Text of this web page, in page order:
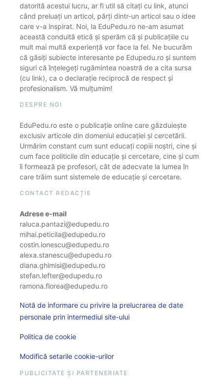
datorită acestui lucru, ar fi util să citați cu link, atunci
când preluați un articol, părți dintr-un articol sau o idee
care v-a inspirat. Noi, la EduPedu.ro ne-am asumat
această conduită etică și sperăm că și publicațiile cu
mult mai multă experiență vor face la fel. Ne bucurăm
că găsiți subiecte interesante pe Edupedu.ro și suntem
siguri că înțelegeți rugămintea noastră de a cita sursa
(cu link), ca o declarație reciprocă de respect și
profesionalism. Vă mulțumim!
DESPRE NOI
EduPedu.ro este o publicație online care găzduiește
exclusiv articole din domeniul educației și cercetării.
Urmărim constant cum sunt educați copiii noștri, cine și
cum face politicile din educație și cercetare, cine și cum
îi formează pe profesori, cât de adecvate la lumea în
care trăim sunt sistemele de educație și cercetare.
CONTACT REDACȚIE
Adrese e-mail
raluca.pantazi@edupedu.ro
mihai.peticila@edupedu.ro
costin.ionescu@edupedu.ro
alexa.stanescu@edupedu.ro
diana.ghimisi@edupedu.ro
stefan.lefter@edupedu.ro
ramona.florea@edupedu.ro
Notă de informare cu privire la prelucrarea de date
personale prin intermediul site-ului
Politica de cookie
Modifică setarile cookie-urilor
PUBLICITATE ȘI PARTENERIATE